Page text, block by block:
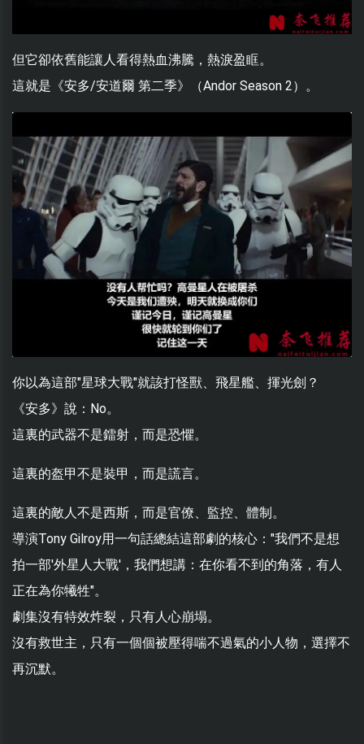
但它卻依舊能讓人看得熱血沸騰，熱淚盈眶。
這就是《安多/安道爾 第二季》（Andor Season 2）。
你以為這部"星球大戰"就該打怪獸、飛星艦、揮光劍？
《安多》說：No。
這裏的武器不是鐳射，而是恐懼。
這裏的盔甲不是裝甲，而是謊言。
這裏的敵人不是西斯，而是官僚、監控、體制。
導演Tony Gilroy用一句話總結這部劇的核心："我們不是想
拍一部'外星人大戰'，我們想講：在你看不到的角落，有人
正在為你犧牲"。
劇集沒有特效炸裂，只有人心崩塌。
沒有救世主，只有一個個被壓得喘不過氣的小人物，選擇不
再沉默。